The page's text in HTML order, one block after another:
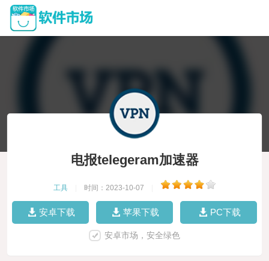
电报telegeram加速器
工具 时间：2023-10-07
安卓下载 苹果下载 PC下载
安卓市场，安全绿色